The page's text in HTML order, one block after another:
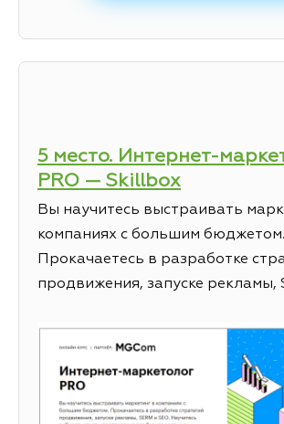
5 место. Интернет-
PRO — Skillbox
Вы научитесь выстраивать
компаниях с большим бюджетом.
Прокачаетесь в разработке
продвижения, запуске рекламы,